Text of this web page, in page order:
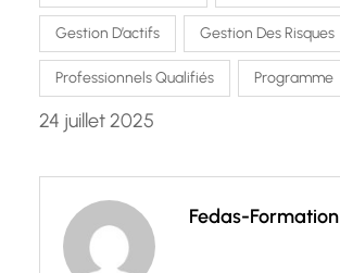
Gestion D’actifs Gestion Des Risques
Professionnels Qualifiés Programme
24 juillet 2025
Fedas-Formation